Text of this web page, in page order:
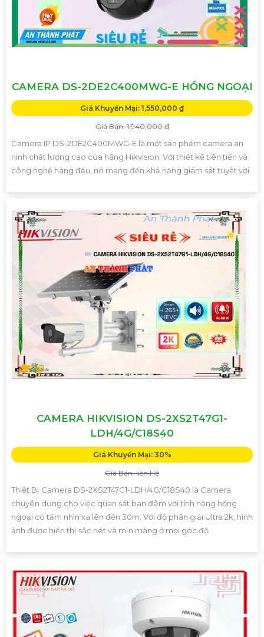
CAMERA DS-2DE2C400MWG-E HỒNG NGOẠI
Giá Khuyến Mại: 1,550,000 ₫
Giá Bán: 1,940,000 ₫
Camera IP DS-2DE2C400MWG-E là một sản phẩm camera an
ninh chất lượng cao của hãng Hikvision. Với thiết kế tiên tiến và
công nghệ hàng đầu, nó mang đến khả năng giám sát tuyệt vời
CAMERA HIKVISION DS-2XS2T47G1-
LDH/4G/C18S40
Giá Khuyến Mại: 30%
Giá Bán: liên Hệ
Thiết Bị Camera DS-2XS2T47G1-LDH/4G/C18S40 là Camera
chuyên dụng cho việc quan sát ban đêm với tính năng hồng
ngoại có tầm nhìn xa lên đến 30m. Với độ phân giải Ultra 2k, hình
ảnh được hiển thị sắc nét và mịn màng ở mọi góc độ